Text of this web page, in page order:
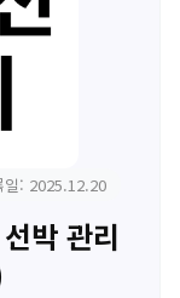
일: 2025.12.20
박 관리